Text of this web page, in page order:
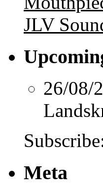
JLV
26/08/
Meta